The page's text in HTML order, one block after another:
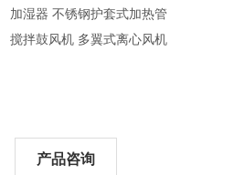
加湿器 不锈钢护套式加热管
搅拌鼓风机 多翼式离心风机
产品咨询